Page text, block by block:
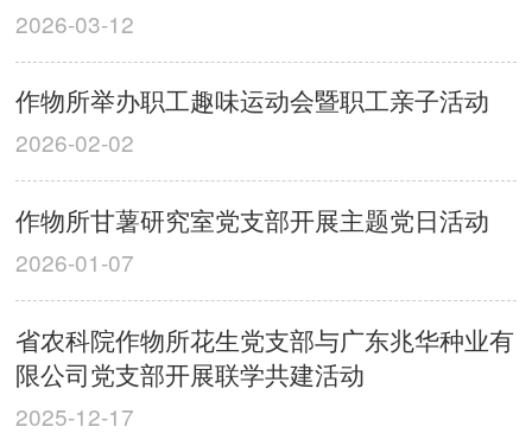
2026-03-12
作物所举办职工趣味运动会暨职工亲子活动
2026-02-02
作物所甘薯研究室党支部开展主题党日活动
2026-01-07
省农科院作物所花生党支部与广东兆华种业有
限公司党支部开展联学共建活动
2025-12-17